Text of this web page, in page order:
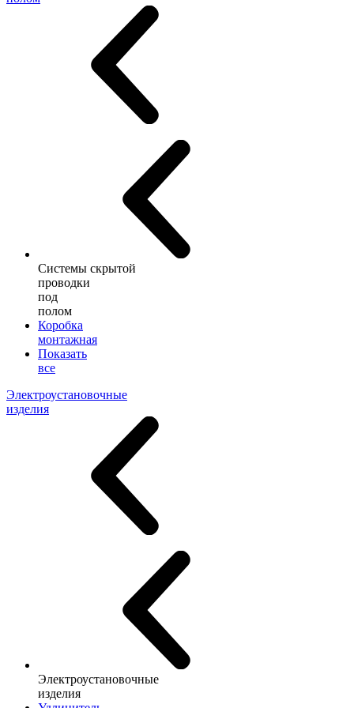
Системы скрытой
проводки
под
полом
Коробка
монтажная
Показать
все
Электроустановочные
изделия
Электроустановочные
изделия